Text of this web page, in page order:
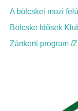
Szervezeti
A bölcskei mozi
Bölcske Idősek
Zártkerti program /